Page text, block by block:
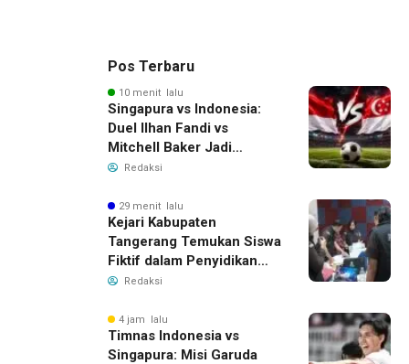
Pos Terbaru
10 menit lalu
Singapura vs Indonesia:
Duel Ilhan Fandi vs
Mitchell Baker Jadi
Sorotan di Piala AFF 2026
Redaksi
29 menit lalu
Kejari Kabupaten
Tangerang Temukan Siswa
Fiktif dalam Penyidikan
Dana BOP PKBM
Redaksi
4 jam lalu
Timnas Indonesia vs
Singapura: Misi Garuda